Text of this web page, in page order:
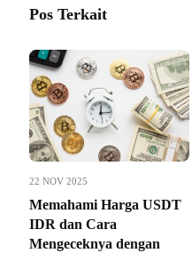
Pos Terkait
22 NOV 2025
Memahami Harga USDT
IDR dan Cara
Mengeceknya dengan